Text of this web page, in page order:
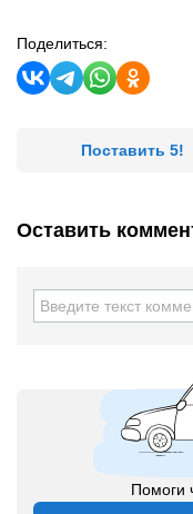
Поделиться:
Поставить 5!
Оставить
Помоги